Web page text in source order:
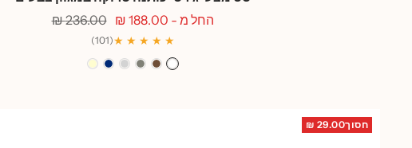
מחיר
החל מ - 188.00 ₪
מחיר
רגיל
236.00 ₪
★ ★ ★ ★ ★
(101)
לבןקפהאפוראפורכחולשמנת
חסוך29.00 ₪